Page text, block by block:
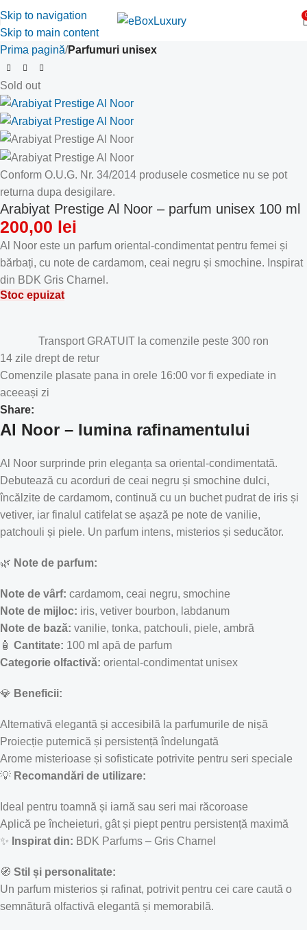
Skip to navigation
Skip to main content
Prima pagină Parfumuri unisex
Sold out
Conform O.U.G. Nr. 34/2014 produsele cosmetice nu se pot
returna dupa desigilare.
Arabiyat Prestige Al Noor – parfum unisex 100 ml
200,00 lei
Al Noor este un parfum oriental-condimentat pentru femei și
bărbați, cu note de cardamom, ceai negru și smochine. Inspirat
din BDK Gris Charnel.
Stoc epuizat
Transport GRATUIT la comenzile peste 300 ron
14 zile drept de retur
Comenzile plasate pana in orele 16:00 vor fi expediate in
aceeași zi
Share:
Al Noor – lumina rafinamentului
Al Noor surprinde prin eleganța sa oriental-condimentată.
Debutează cu acorduri de ceai negru și smochine dulci,
încălzite de cardamom, continuă cu un buchet pudrat de iris și
vetiver, iar finalul catifelat se așază pe note de vanilie,
patchouli și piele. Un parfum intens, misterios și seducător.
🌿 Note de parfum:
Note de vârf: cardamom, ceai negru, smochine
Note de mijloc: iris, vetiver bourbon, labdanum
Note de bază: vanilie, tonka, patchouli, piele, ambră
🧴 Cantitate: 100 ml apă de parfum
Categorie olfactivă: oriental-condimentat unisex
💎 Beneficii:
Alternativă elegantă și accesibilă la parfumurile de nișă
Proiecție puternică și persistență îndelungată
Arome misterioase și sofisticate potrivite pentru seri speciale
💡 Recomandări de utilizare:
Ideal pentru toamnă și iarnă sau seri mai răcoroase
Aplică pe încheieturi, gât și piept pentru persistență maximă
✨ Inspirat din: BDK Parfums – Gris Charnel
🧭 Stil și personalitate:
Un parfum misterios și rafinat, potrivit pentru cei care caută o
semnătură olfactivă elegantă și memorabilă.